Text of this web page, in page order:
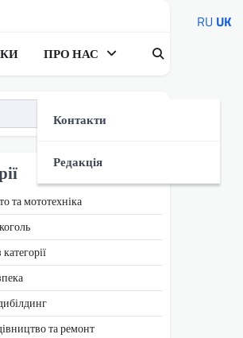
ПРО НАС
Контакти
Редакція
та мототехніка
та ремонт
RU UK